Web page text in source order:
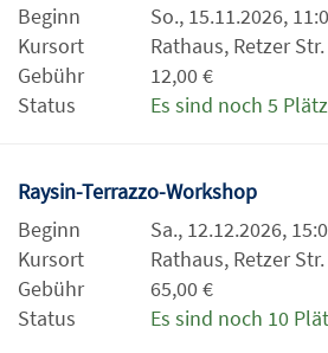
Beginn
So., 15.11.2026,
Kursort
Rathaus, Retzer
Gebühr
12,00 €
Status
Es sind noch 5
Raysin-Terrazzo-Workshop
Beginn
Sa., 12.12.2026,
Kursort
Rathaus, Retzer
Gebühr
65,00 €
Status
Es sind noch 10